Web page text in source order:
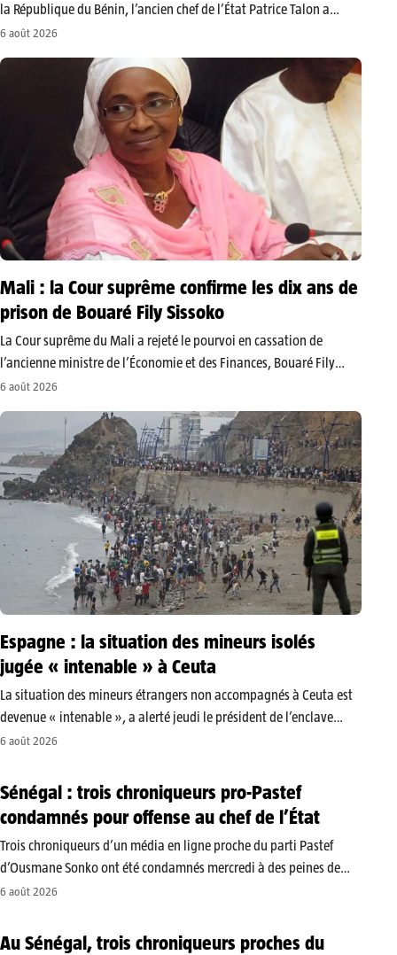
la République du Bénin, l’ancien chef de l’État Patrice Talon a
prononcé son premier discours devant les sénateurs réunis au
6 août 2026
Mali : la Cour suprême confirme les dix ans de
prison de Bouaré Fily Sissoko
La Cour suprême du Mali a rejeté le pourvoi en cassation de
l’ancienne ministre de l’Économie et des Finances, Bouaré Fily
Sissoko. Condamnée à dix ans de prison dans le dossier de l’avion
présidentiel et des équipements militaires acquis en…
6 août 2026
Espagne : la situation des mineurs isolés
jugée « intenable » à Ceuta
La situation des mineurs étrangers non accompagnés à Ceuta est
devenue « intenable », a alerté jeudi le président de l’enclave
espagnole, Juan Jesus Vivas. Plus d’un millier de jeunes seraient
6 août 2026
Sénégal : trois chroniqueurs pro-Pastef
condamnés pour offense au chef de l’État
Trois chroniqueurs d’un média en ligne proche du parti Pastef
d’Ousmane Sonko ont été condamnés mercredi à des peines de
prison ferme par le tribunal de Dakar. Ils étaient poursuivis pour
6 août 2026
Au Sénégal, trois chroniqueurs proches du